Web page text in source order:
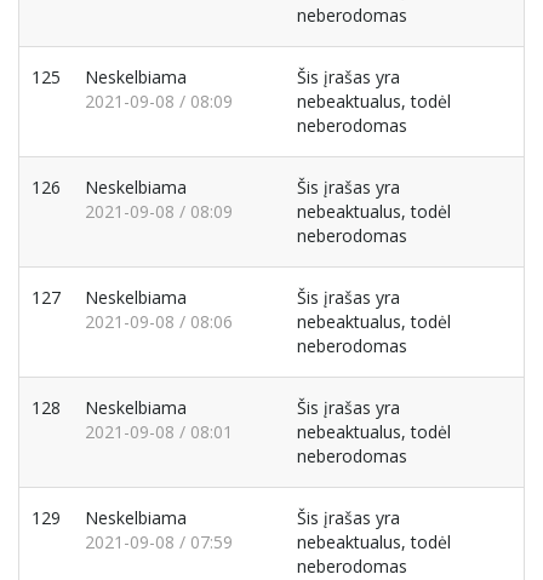
neberodomas
125
Neskelbiama
2021-09-08 / 08:09
Šis įrašas yra
nebeaktualus, todėl
neberodomas
126
Neskelbiama
2021-09-08 / 08:09
Šis įrašas yra
nebeaktualus, todėl
neberodomas
127
Neskelbiama
2021-09-08 / 08:06
Šis įrašas yra
nebeaktualus, todėl
neberodomas
128
Neskelbiama
2021-09-08 / 08:01
Šis įrašas yra
nebeaktualus, todėl
neberodomas
129
Neskelbiama
2021-09-08 / 07:59
Šis įrašas yra
nebeaktualus, todėl
neberodomas